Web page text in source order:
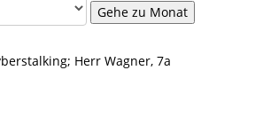
Gehe zu Monat
Herr Wagner, 7a